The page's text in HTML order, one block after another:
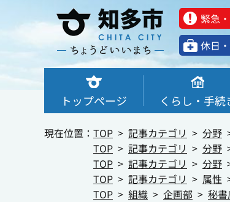
緊急
休⽇
トップページ くらし・手続
現在位置： TOP 記事カテゴリ 分野
TOP
記事カテゴリ 分野
TOP
記事カテゴリ 分野
TOP
記事カテゴリ 属性
TOP
組織 企画部 秘